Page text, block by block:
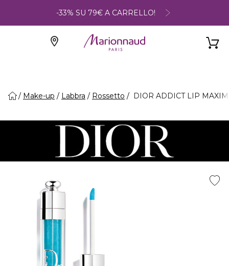
-33% SU 79€ A CARRELLO!
Make-up Labbra Rossetto DIOR ADDICT LIP